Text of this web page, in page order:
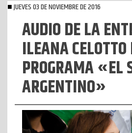
JUEVES 03 DE NOVIEMBRE DE 2016
AUDIO DE LA
ILEANA
PROGRAMA «EL
ARGENTINO»